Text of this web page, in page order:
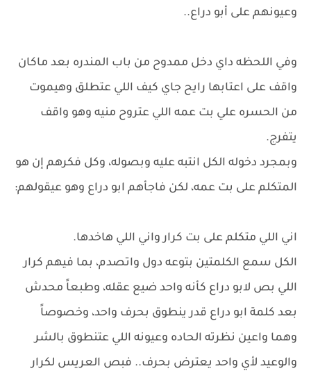
وعيونهم على أبو دراع..
وفي اللحظه داي دخل ممدوح من باب المندره بعد ماكان
واقف على اعتابها رايح جاي كيف اللي عتطلق وهيموت
من الحسره علي بت عمه اللي عتروح منيه وهو واقف
يتفرج.
وبمجرد دخوله الكل انتبه عليه وبصوله، وكل فكرهم إن هو
المتكلم على بت عمه، لكن فاجأهم ابو دراع وهو عيقولهم:
اني اللي متكلم على بت كرار واني اللي هاخدها.
الكل سمع الكلمتين بتوعه دول واتصدم، بما فيهم كرار
اللي بص لابو دراع كأنه واحد ضيع عقله، وطبعاً محدش
بعد كلمة ابو دراع قدر ينطوق بحرف واحد، وخصوصاً
وهما واعين نظرته الحاده وعيونه اللي عتنطوق بالشر
والوعيد لأي واحد يعترض بحرف.. فبص العريس لكرار